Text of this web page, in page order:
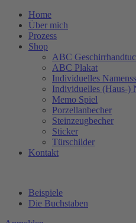
Home
Über mich
Prozess
Shop
ABC
ABC Plakat
Individuelles
Individuelles (Haus-)
Memo Spiel
Porzellanbecher
Steinzeugbecher
Sticker
Türschilder
Kontakt
Beispiele
Die Buchstaben